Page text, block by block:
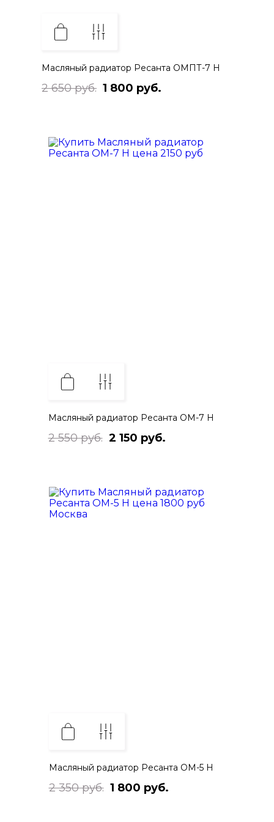
Масляный радиатор Ресанта ОМПТ-7 Н
2 650 руб. 1 800 руб.
Масляный радиатор Ресанта ОМ-7 Н
2 550 руб. 2 150 руб.
Масляный радиатор Ресанта ОМ-5 Н
2 350 руб. 1 800 руб.